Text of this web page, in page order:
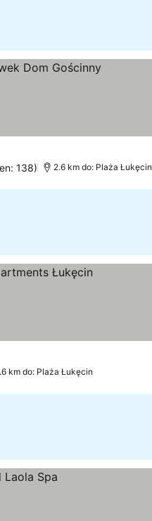
138) 2.6 km do: Plaża Łukęcin
km do: Plaża Łukęcin